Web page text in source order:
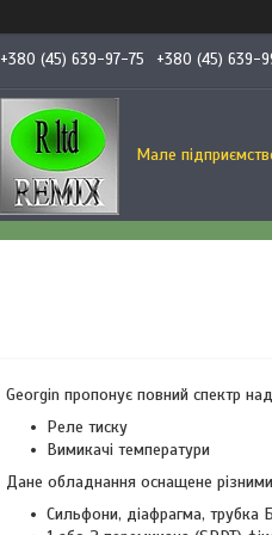
+380 (45) 639-97-75 +380 (45) 639-
Мале
Georgin пропонує повний спектр
Реле тиску
Вимикачі температури
Дане обладнання оснащене
Сильфони, діафрагма, трубка